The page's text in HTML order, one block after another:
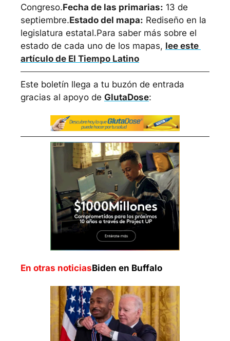
Congreso.Fecha de las primarias: 13 de
septiembre.Estado del mapa: Rediseño en la
legislatura estatal.Para saber más sobre el
estado de cada uno de los mapas, lee este
artículo de El Tiempo Latino
Este boletín llega a tu buzón de entrada
gracias al apoyo de GlutaDose:
En otras noticiasBiden en Buffalo